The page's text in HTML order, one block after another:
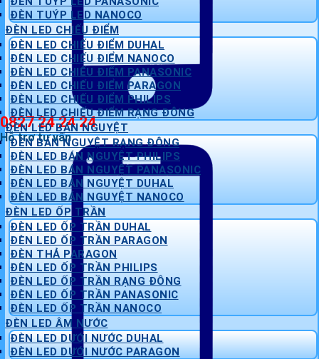
0827 24 24 24
Hỗ trợ tư vấn
ĐÈN TUÝP LED NANOCO
ĐÈN LED CHIẾU ĐIỂM
ĐÈN LED CHIẾU ĐIỂM DUHAL
ĐÈN LED CHIẾU ĐIỂM NANOCO
ĐÈN LED CHIẾU ĐIỂM PANASONIC
ĐÈN LED CHIẾU ĐIỂM PARAGON
ĐÈN LED CHIẾU ĐIỂM PHILIPS
ĐÈN LED CHIẾU ĐIỂM RẠNG ĐÔNG
ĐÈN LED BÁN NGUYỆT
ĐÈN BÁN NGUYỆT RẠNG ĐÔNG
ĐÈN LED BÁN NGUYỆT PHILIPS
ĐÈN LED BÁN NGUYỆT PANASONIC
ĐÈN LED BÁN NGUYỆT DUHAL
ĐÈN LED BÁN NGUYỆT NANOCO
ĐÈN LED ỐP TRẦN
ĐÈN LED ỐP TRẦN DUHAL
ĐÈN LED ỐP TRẦN PARAGON
ĐÈN THẢ PARAGON
ĐÈN LED ỐP TRẦN PHILIPS
ĐÈN LED ỐP TRẦN RẠNG ĐÔNG
ĐÈN LED ỐP TRẦN PANASONIC
ĐÈN LED ỐP TRẦN NANOCO
ĐÈN LED ÂM NƯỚC
ĐÈN LED DƯỚI NƯỚC DUHAL
ĐÈN LED DƯỚI NƯỚC PARAGON